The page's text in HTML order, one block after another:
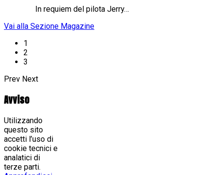
In requiem del pilota Jerry…
Vai alla Sezione Magazine
1
2
3
Prev Next
Avviso
Utilizzando
questo sito
accetti l’uso di
cookie tecnici e
analatici di
terze parti.